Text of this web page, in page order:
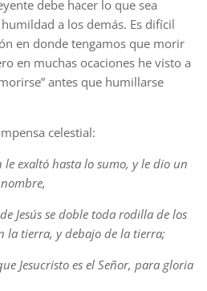
debe hacer lo que sea
a los demás. Es difícil
en donde tengamos que morir
en muchas ocaciones he visto a
antes que humillarse
celestial:
le exaltó hasta lo sumo, y le dio un
Jesús se doble toda rodilla de los
la tierra, y debajo de la tierra;
Jesucristo es el Señor, para gloria